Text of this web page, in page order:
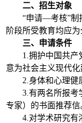
二、招生对象
“申请—考核”制
阶段所受教育均应为
三、申请条件
1.拥护中国共产
意为社会主义现代化
2.身体和心理健
3.有两名所报考
专家）的书面推荐信
4.对学术研究有